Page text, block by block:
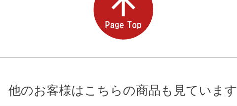
他のお客様はこちらの商品も見ています